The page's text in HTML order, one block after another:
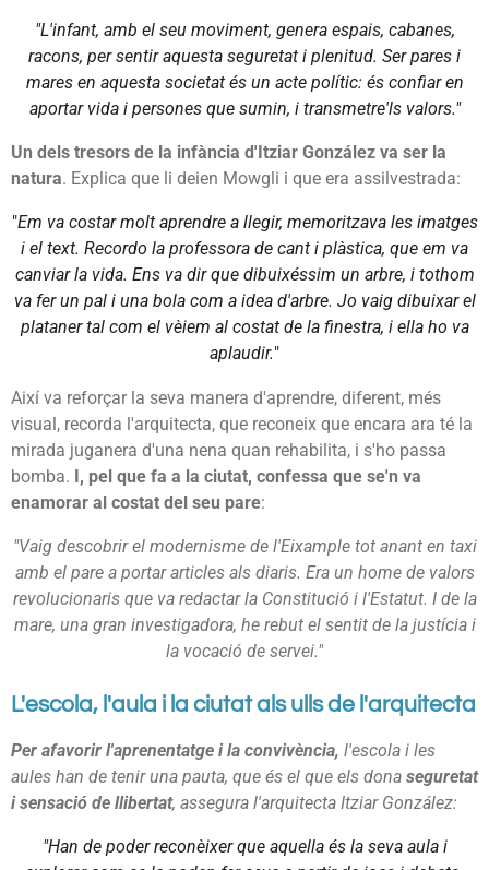
"L'infant, amb el seu moviment, genera espais, cabanes,
racons, per sentir aquesta seguretat i plenitud. Ser pares i
mares en aquesta societat és un acte polític: és confiar en
aportar vida i persones que sumin, i transmetre'ls valors."
Un dels tresors de la infància d'Itziar González va ser la
natura. Explica que li deien Mowgli i que era assilvestrada:
"Em va costar molt aprendre a llegir, memoritzava les imatges
i el text. Recordo la professora de cant i plàstica, que em va
canviar la vida. Ens va dir que dibuixéssim un arbre, i tothom
va fer un pal i una bola com a idea d'arbre. Jo vaig dibuixar el
plataner tal com el vèiem al costat de la finestra, i ella ho va
aplaudir."
Així va reforçar la seva manera d'aprendre, diferent, més
visual, recorda l'arquitecta, que reconeix que encara ara té la
mirada juganera d'una nena quan rehabilita, i s'ho passa
bomba. I, pel que fa a la ciutat, confessa que se'n va
enamorar al costat del seu pare:
"Vaig descobrir el modernisme de l'Eixample tot anant en taxi
amb el pare a portar articles als diaris. Era un home de valors
revolucionaris que va redactar la Constitució i l'Estatut. I de la
mare, una gran investigadora, he rebut el sentit de la justícia i
la vocació de servei."
L'escola, l'aula i la ciutat als ulls de l'arquitecta
Per afavorir l'aprenentatge i la convivència, l'escola i les
aules han de tenir una pauta, que és el que els dona seguretat
i sensació de llibertat, assegura l'arquitecta Itziar González:
"Han de poder reconèixer que aquella és la seva aula i